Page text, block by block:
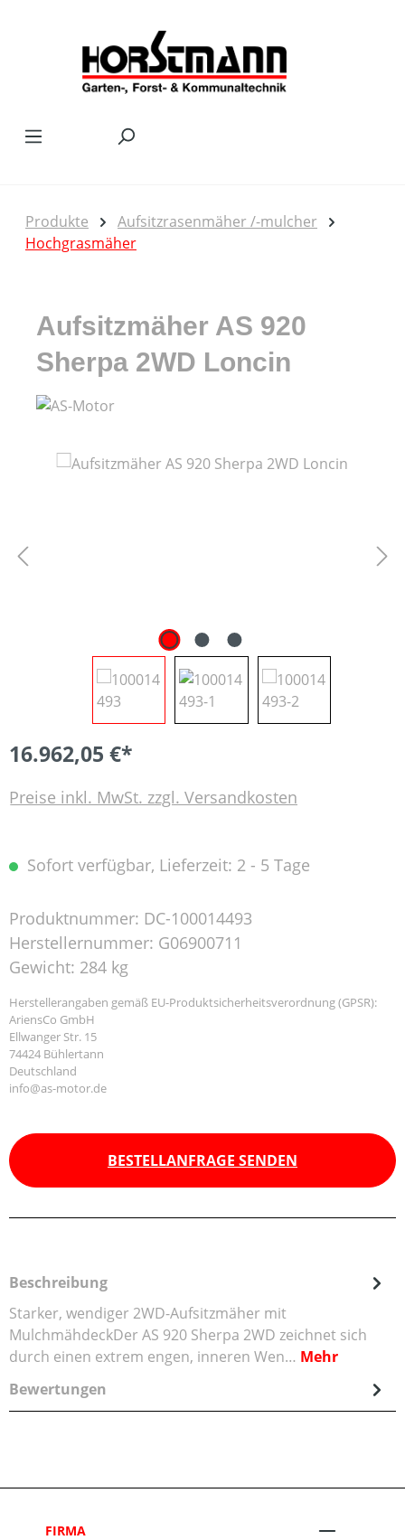
Produkte
Aufsitzrasenmäher /-mulcher
Hochgrasmäher
Aufsitzmäher AS 920
Sherpa 2WD Loncin
Bildergalerie überspringen
16.962,05 €*
Preise inkl. MwSt. zzgl. Versandkosten
Sofort verfügbar, Lieferzeit: 2 - 5 Tage
Produktnummer: DC-100014493
Herstellernummer: G06900711
Gewicht: 284 kg
Herstellerangaben gemäß EU-Produktsicherheitsverordnung (GPSR):
AriensCo GmbH
Ellwanger Str. 15
74424 Bühlertann
Deutschland
info@as-motor.de
BESTELLANFRAGE SENDEN
Beschreibung
Starker, wendiger 2WD-Aufsitzmäher mit
MulchmähdeckDer AS 920 Sherpa 2WD zeichnet sich
durch einen extrem engen, inneren Wen… Mehr
Bewertungen
FIRMA